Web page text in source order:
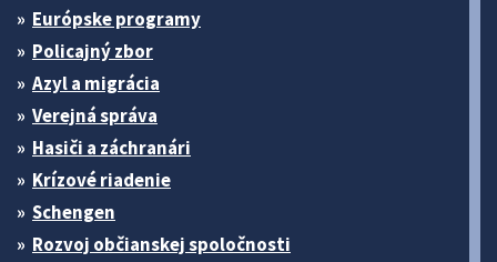
Európske programy
Policajný zbor
Azyl a migrácia
Verejná správa
Hasiči a záchranári
Krízové riadenie
Schengen
Rozvoj občianskej spoločnosti